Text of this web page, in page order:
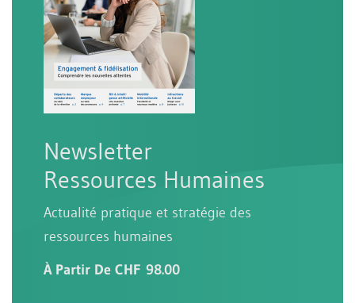
Newsletter
Ressources Humaines
Actualité pratique et stratégie des
ressources humaines
À Partir De CHF 98.00